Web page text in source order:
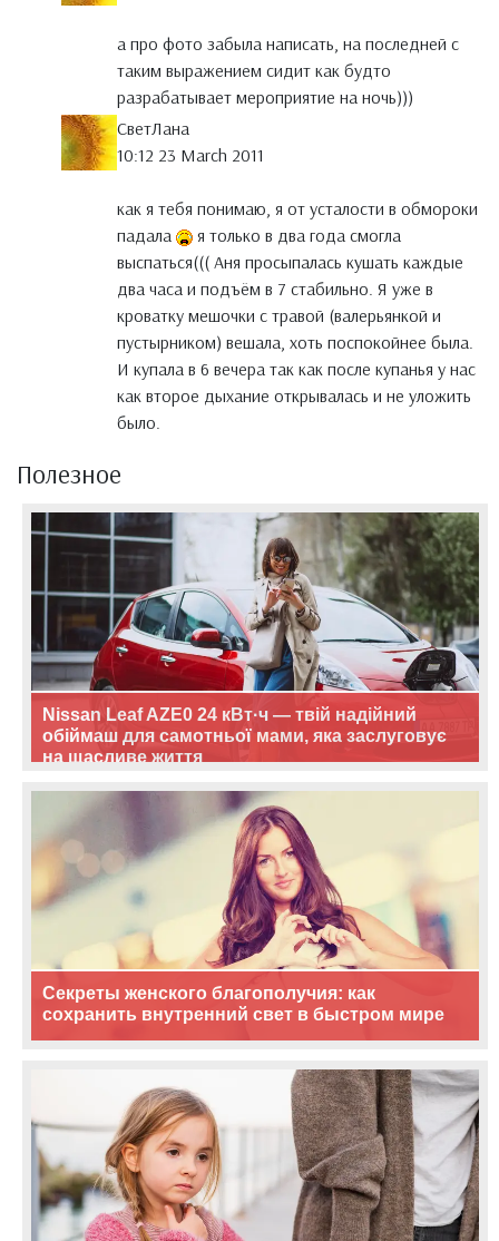
а про фото забыла написать, на последней с
таким выражением сидит как будто
разрабатывает мероприятие на ночь)))
СветЛана
10:12 23 March 2011
как я тебя понимаю, я от усталости в обмороки
падала
я только в два года смогла
выспаться((( Аня просыпалась кушать каждые
два часа и подъём в 7 стабильно. Я уже в
кроватку мешочки с травой (валерьянкой и
пустырником) вешала, хоть поспокойнее была.
И купала в 6 вечера так как после купанья у нас
как второе дыхание открывалась и не уложить
было.
Полезное
Nissan Leaf AZE0 24 кВт·ч — твій надійний
обіймаш для самотньої мами, яка заслуговує
на щасливе життя
Секреты женского благополучия: как
сохранить внутренний свет в быстром мире